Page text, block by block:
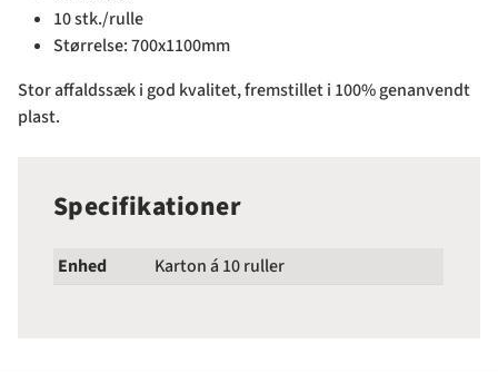
10 stk./rulle
Størrelse: 700x1100mm
Stor affaldssæk i god kvalitet, fremstillet i 100% genanvendt
plast.
Specifikationer
Enhed Karton á 10 ruller